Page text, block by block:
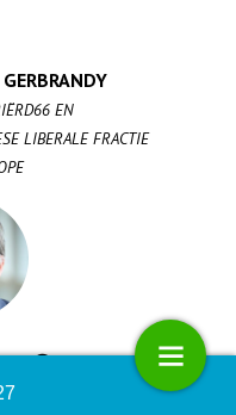
EN
LIBERALE FRACTIE